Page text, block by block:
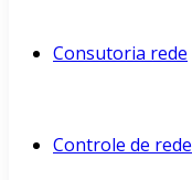
Consutoria rede
Controle de rede